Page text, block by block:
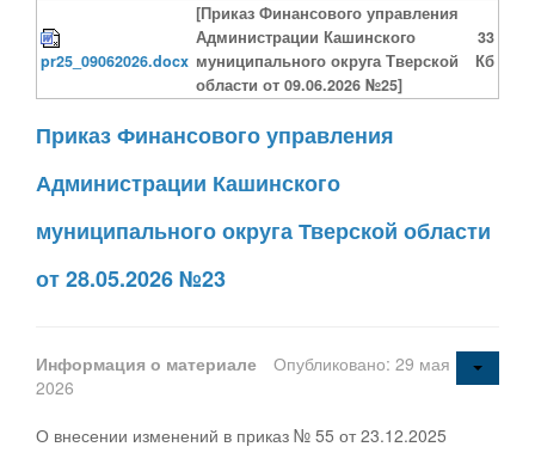
pr25_09062026.docx
[Приказ Финансового управления
Администрации Кашинского
муниципального округа Тверской
области от 09.06.2026 №25]
33
Кб
Приказ Финансового управления
Администрации Кашинского
муниципального округа Тверской области
от 28.05.2026 №23
Информация о материале
Опубликовано: 29 мая
2026
О внесении изменений в приказ № 55 от 23.12.2025